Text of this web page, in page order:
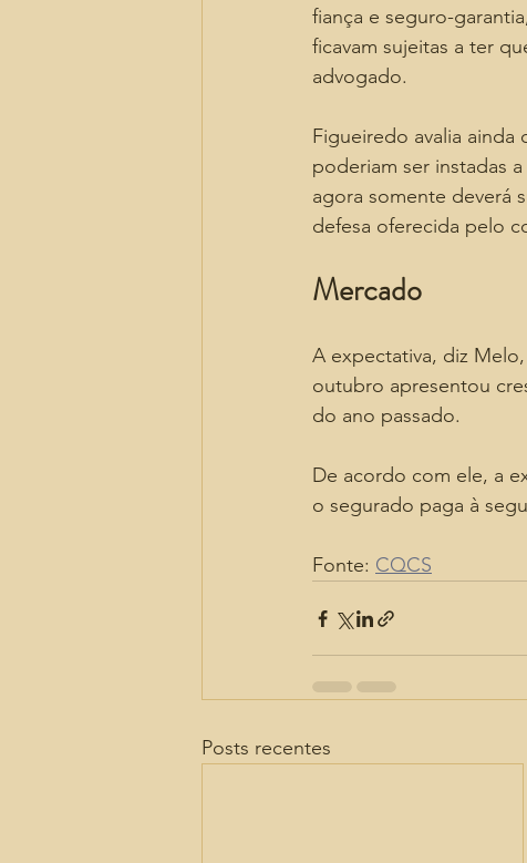
fiança e seguro-
ficavam sujeitas a ter
advogado.
Figueiredo avalia ainda
poderiam ser instadas
agora somente deverá
defesa oferecida pelo
Mercado
A expectativa, diz
outubro apresentou
do ano passado.
De acordo com ele, a
o segurado paga à
Fonte: CQCS
Posts recentes